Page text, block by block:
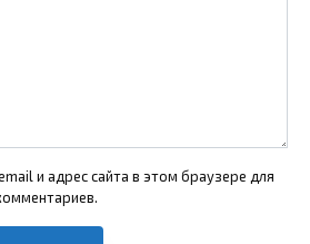
и адрес сайта в этом браузере для